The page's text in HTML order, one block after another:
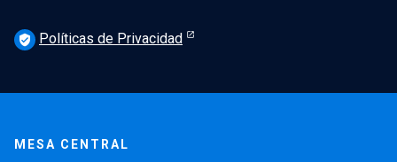
verified_user Políticas de Privacidad
MESA CENTRAL